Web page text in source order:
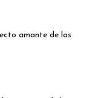
amante de las